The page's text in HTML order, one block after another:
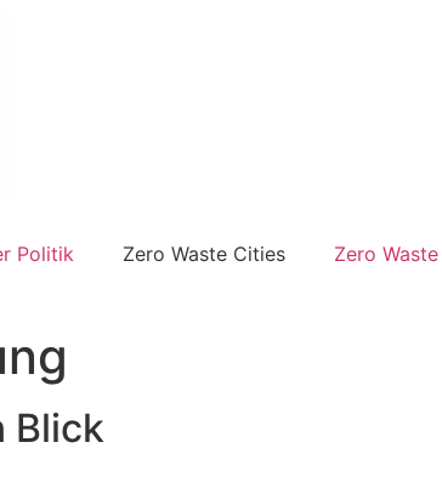
Politik Zero Waste Cities Zero
Blick